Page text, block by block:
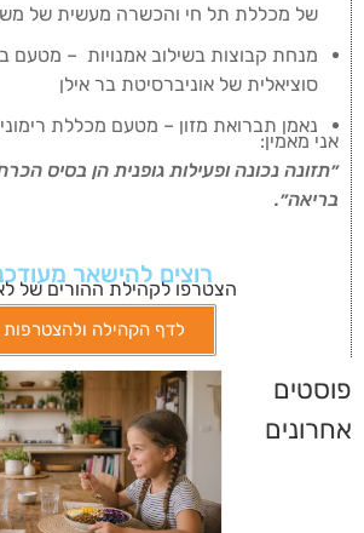
של מכללת תל חי והכשרה מעשית של
מנחת קבוצות בשילוב אמנויות – מטעם
סוציאלית של אוניברסיטת בר אילן
נאמן תברואת מזון – מטעם מכללת
אני מאמין:
״תזונה נכונה ופעילות גופנית הן בסיס
בריאה״.
רוצים להישאר
הצטרפו לקהילת ההורים של
לדף הקהילה
פוסטים
אחרונים